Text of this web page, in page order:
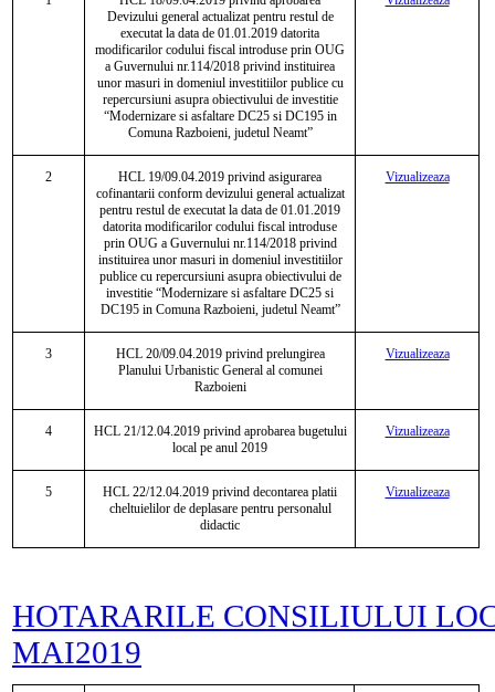
Devizului general actualizat pentru restul de
executat la data de 01.01.2019 datorita
modificarilor codului fiscal introduse prin OUG
a Guvernului nr.114/2018 privind instituirea
unor masuri in domeniul investitiilor publice cu
repercursiuni asupra obiectivului de investitie
“Modernizare si asfaltare DC25 si DC195 in
Comuna Razboieni, judetul Neamt”
2
HCL 19/09.04.2019 privind asigurarea
cofinantarii conform devizului general actualizat
pentru restul de executat la data de 01.01.2019
datorita modificarilor codului fiscal introduse
prin OUG a Guvernului nr.114/2018 privind
instituirea unor masuri in domeniul investitiilor
publice cu repercursiuni asupra obiectivului de
investitie “Modernizare si asfaltare DC25 si
DC195 in Comuna Razboieni, judetul Neamt”
Vizualizeaza
3
HCL 20/09.04.2019 privind prelungirea
Planului Urbanistic General al comunei
Razboieni
Vizualizeaza
4
HCL 21/12.04.2019 privind aprobarea bugetului
local pe anul 2019
Vizualizeaza
5
HCL 22/12.04.2019 privind decontarea platii
cheltuielilor de deplasare pentru personalul
didactic
Vizualizeaza
HOTARARILE CONSILIULUI
MAI2019